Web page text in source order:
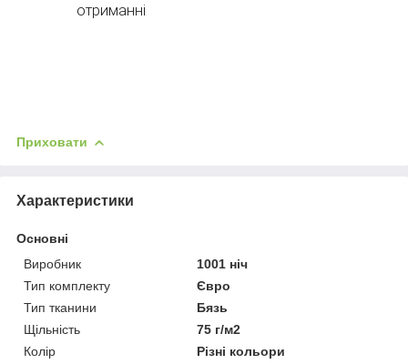
отриманні
Приховати
Характеристики
Основні
Виробник
1001 ніч
Тип комплекту
Євро
Тип тканини
Бязь
Щільність
75 г/м2
Колір
Різні кольори